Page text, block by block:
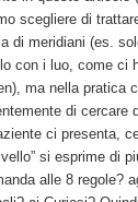
scegliere di
di meridiani (es.
con i luo, come ci
ma nella pratica
di cercare
ci presenta,
si esprime di
alle 8 regole?